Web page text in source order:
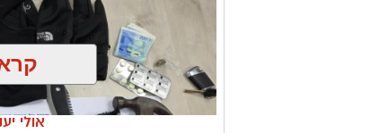
ועקבי נגד תופעת ההימורים הבלתי
ופוגעת בסדר הציבורי. נמשיך לבצע
הפועלים בניגוד לחוק ולפעול נגד
הציבור ואיכות חייו".
מצ"ב תמונות.
קרדיט: דוברות המשטרה.
אולי